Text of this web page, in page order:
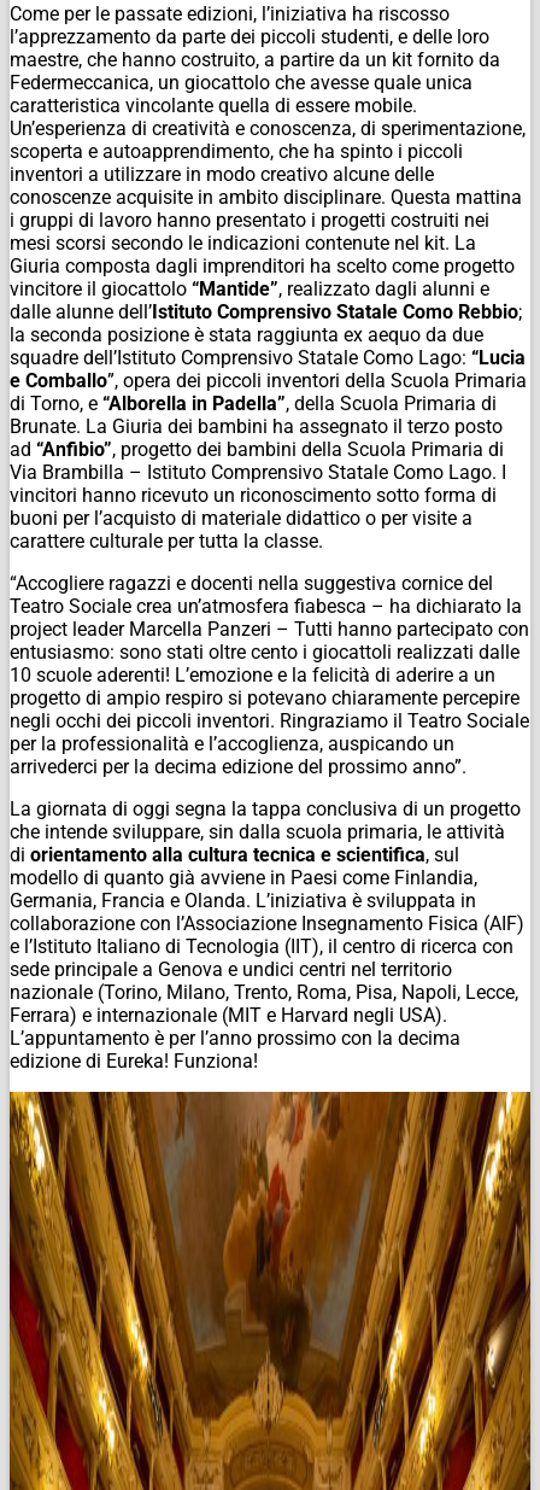
Come per le passate edizioni, l’iniziativa ha riscosso
l’apprezzamento da parte dei piccoli studenti, e delle loro
maestre, che hanno costruito, a partire da un kit fornito da
Federmeccanica, un giocattolo che avesse quale unica
caratteristica vincolante quella di essere mobile.
Un’esperienza di creatività e conoscenza, di sperimentazione,
scoperta e autoapprendimento, che ha spinto i piccoli
inventori a utilizzare in modo creativo alcune delle
conoscenze acquisite in ambito disciplinare. Questa mattina
i gruppi di lavoro hanno presentato i progetti costruiti nei
mesi scorsi secondo le indicazioni contenute nel kit. La
Giuria composta dagli imprenditori ha scelto come progetto
vincitore il giocattolo “Mantide”, realizzato dagli alunni e
dalle alunne dell’Istituto Comprensivo Statale Como Rebbio;
la seconda posizione è stata raggiunta ex aequo da due
squadre dell’Istituto Comprensivo Statale Como Lago: “Lucia
e Comballo”, opera dei piccoli inventori della Scuola Primaria
di Torno, e “Alborella in Padella”, della Scuola Primaria di
Brunate. La Giuria dei bambini ha assegnato il terzo posto
ad “Anfibio”, progetto dei bambini della Scuola Primaria di
Via Brambilla – Istituto Comprensivo Statale Como Lago. I
vincitori hanno ricevuto un riconoscimento sotto forma di
buoni per l’acquisto di materiale didattico o per visite a
carattere culturale per tutta la classe.
“Accogliere ragazzi e docenti nella suggestiva cornice del
Teatro Sociale crea un’atmosfera fiabesca – ha dichiarato la
project leader Marcella Panzeri – Tutti hanno partecipato con
entusiasmo: sono stati oltre cento i giocattoli realizzati dalle
10 scuole aderenti! L’emozione e la felicità di aderire a un
progetto di ampio respiro si potevano chiaramente percepire
negli occhi dei piccoli inventori. Ringraziamo il Teatro Sociale
per la professionalità e l’accoglienza, auspicando un
arrivederci per la decima edizione del prossimo anno”.
La giornata di oggi segna la tappa conclusiva di un progetto
che intende sviluppare, sin dalla scuola primaria, le attività
di orientamento alla cultura tecnica e scientifica, sul
modello di quanto già avviene in Paesi come Finlandia,
Germania, Francia e Olanda. L’iniziativa è sviluppata in
collaborazione con l’Associazione Insegnamento Fisica (AIF)
e l’Istituto Italiano di Tecnologia (IIT), il centro di ricerca con
sede principale a Genova e undici centri nel territorio
nazionale (Torino, Milano, Trento, Roma, Pisa, Napoli, Lecce,
Ferrara) e internazionale (MIT e Harvard negli USA).
L’appuntamento è per l’anno prossimo con la decima
edizione di Eureka! Funziona!